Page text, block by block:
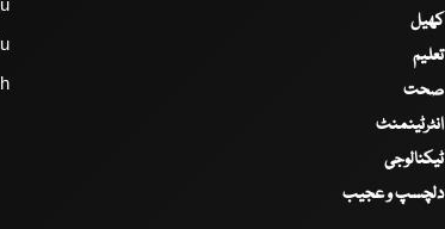
کھیل
تعلیم
صحت
انٹرٹینمنٹ
ٹیکنالوجی
دلچسپ و عجیب